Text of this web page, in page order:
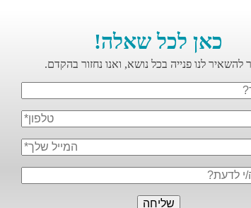
כאן לכל שאלה!
להשאיר לנו פנייה בכל נושא, ואנו נחזור בהקדם.